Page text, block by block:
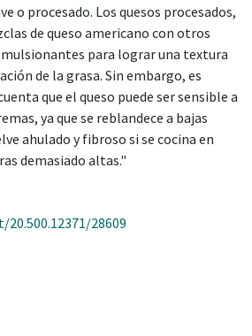
o procesado. Los quesos procesados,
de queso americano con otros
para lograr una textura
de la grasa. Sin embargo, es
que el queso puede ser sensible a
ya que se reblandece a bajas
ahulado y fibroso si se cocina en
demasiado altas."
28609